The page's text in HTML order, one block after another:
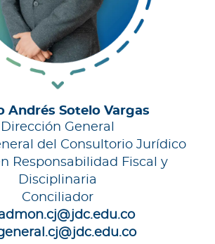
Andrés Sotelo Vargas
Dirección General
del Consultorio Jurídico
Responsabilidad Fiscal y
Disciplinaria
Conciliador